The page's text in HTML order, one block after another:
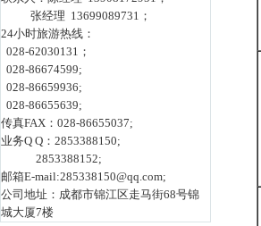
张经理 13699089731；
24小时旅游热线：
028-62030131；
028-86674599;
028-86659936;
028-86655639;
传真FAX：028-86655037;
业务Q Q：2853388150;
2853388152;
邮箱E-mail:285338150@qq.com;
公司地址：成都市锦江区走马街68号锦
城大厦7楼